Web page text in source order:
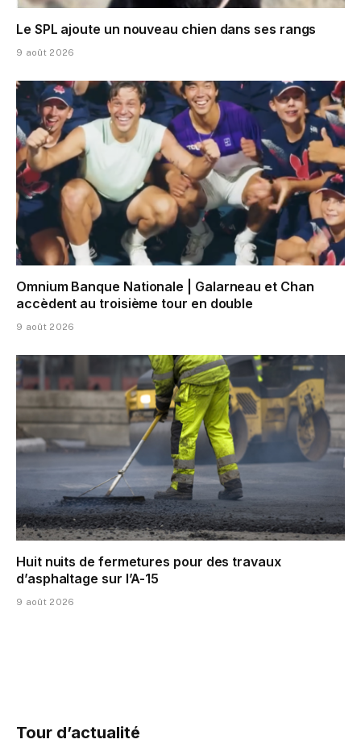
Le SPL ajoute un nouveau chien dans ses rangs
9 août 2026
Omnium Banque Nationale | Galarneau et Chan
accèdent au troisième tour en double
9 août 2026
Huit nuits de fermetures pour des travaux
d’asphaltage sur l’A-15
9 août 2026
Tour d’actualité